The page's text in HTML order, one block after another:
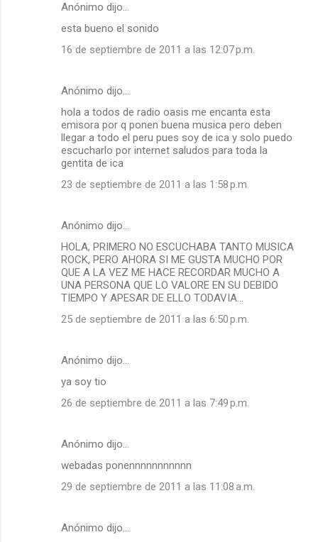
Anónimo dijo…
esta bueno el sonido
16 de septiembre de 2011 a las 12:07 p.m.
Anónimo dijo…
hola a todos de radio oasis me encanta esta
emisora por q ponen buena musica pero deben
llegar a todo el peru pues soy de ica y solo puedo
escucharlo por internet saludos para toda la
gentita de ica
23 de septiembre de 2011 a las 1:58 p.m.
Anónimo dijo…
HOLA, PRIMERO NO ESCUCHABA TANTO MUSICA
ROCK, PERO AHORA SI ME GUSTA MUCHO POR
QUE A LA VEZ ME HACE RECORDAR MUCHO A
UNA PERSONA QUE LO VALORE EN SU DEBIDO
TIEMPO Y APESAR DE ELLO TODAVIA...
25 de septiembre de 2011 a las 6:50 p.m.
Anónimo dijo…
ya soy tio
26 de septiembre de 2011 a las 7:49 p.m.
Anónimo dijo…
webadas ponennnnnnnnnnn
29 de septiembre de 2011 a las 11:08 a.m.
Anónimo dijo…